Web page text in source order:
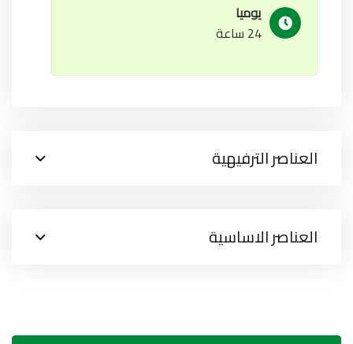
يوميا
24 ساعة
العناصر الترفيهية
العناصر الاساسية